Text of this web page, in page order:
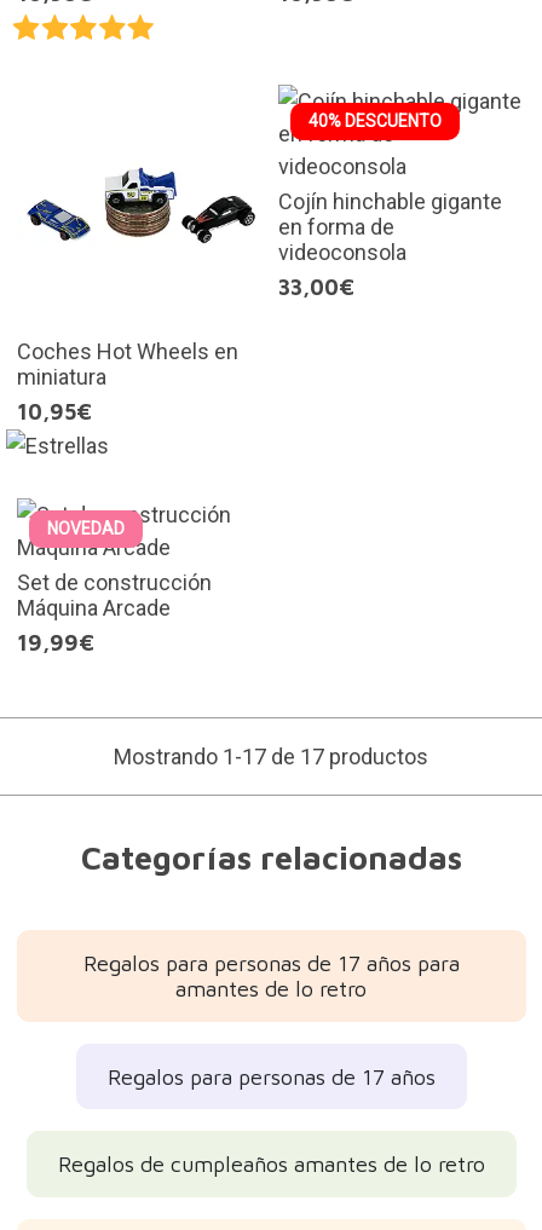
Coches Hot Wheels en
miniatura
10,95€
40% DESCUENTO
Cojín hinchable gigante
en forma de
videoconsola
33,00€
NOVEDAD
Set de construcción
Máquina Arcade
19,99€
Mostrando 1-17 de 17 productos
Categorías relacionadas
Regalos para personas de 17 años para
amantes de lo retro
Regalos para personas de 17 años
Regalos de cumpleaños amantes de lo retro